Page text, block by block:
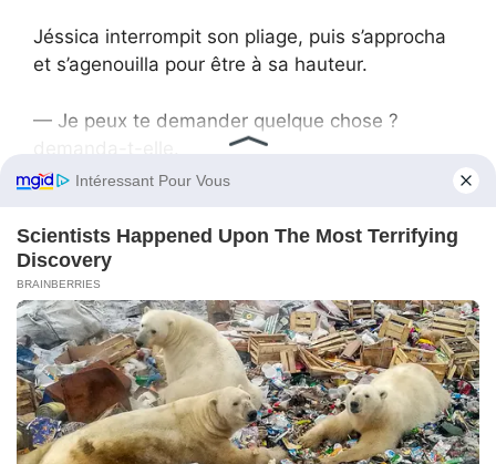
Jéssica interrompit son pliage, puis s’approcha
et s’agenouilla pour être à sa hauteur.
— Je peux te demander quelque chose ?
— D’accord.
— Est-ce que tu as déjà parlé à ton père du
harcèlement ? De ce qui t’arrive à l’école ?
Les petits épaules de Nicole se raidirent. Elle
baissa les yeux vers ses chaussures.
— Non.